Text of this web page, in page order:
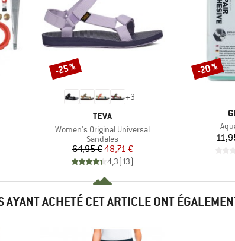
+3
MARQUE
TEVA
Article
Women's Original Universal
Product group
Sandales
Prix
64,95 €Prix réduit
48,71 €
4,3(13)
Remise
-25 % Remise
-20 %
AYANT ACHETÉ CET ARTICLE ONT